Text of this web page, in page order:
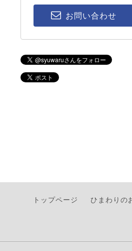
お問い合わせ
トップページ ひまわりの